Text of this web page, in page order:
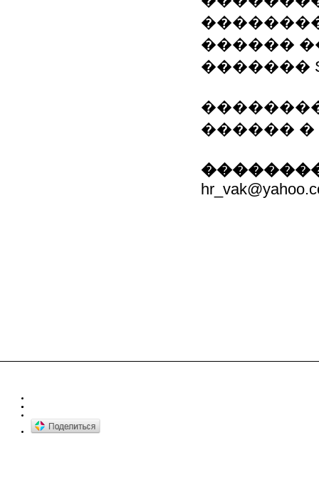
������
�������
��������
������ �